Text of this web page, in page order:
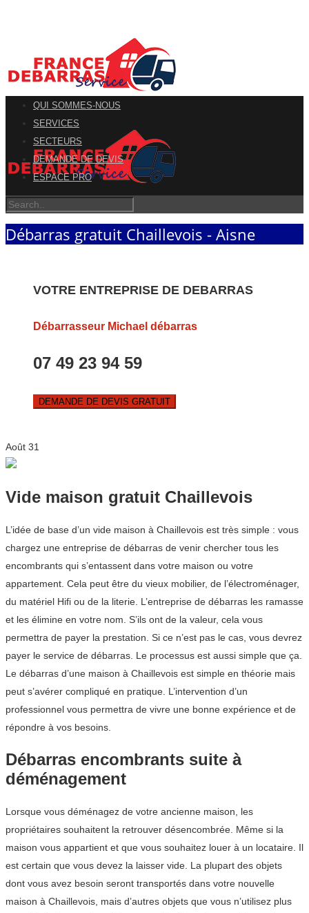
QUI SOMMES-NOUS
SERVICES
SECTEURS
DEMANDE DE DEVIS
ESPACE PRO
Débarras gratuit Chaillevois - Aisne
VOTRE ENTREPRISE DE DEBARRAS
Débarrasseur Michael débarras
07 49 23 94 59
DEMANDE DE DEVIS GRATUIT
Août 31
Vide maison gratuit Chaillevois
L’idée de base d’un vide maison à Chaillevois est très simple : vous
chargez une entreprise de débarras de venir chercher tous les
encombrants qui s’entassent dans votre maison ou votre
appartement. Cela peut être du vieux mobilier, de l’électroménager,
du matériel Hifi ou de la literie. L’entreprise de débarras les ramasse
et les élimine en votre nom. S’ils ont de la valeur, cela vous
permettra de payer la prestation. Si ce n’est pas le cas, vous devrez
payer le service de débarras. Le processus est aussi simple que ça.
Le débarras d’une maison à Chaillevois est simple en théorie mais
peut s’avérer compliqué en pratique. L’intervention d’un
professionnel vous permettra de vivre une bonne expérience et de
répondre à vos besoins.
Débarras encombrants suite à
déménagement
Lorsque vous déménagez de votre ancienne maison, les
propriétaires souhaitent la retrouver désencombrée. Même si la
maison vous appartient et que vous souhaitez louer à un locataire. Il
est certain que vous devez la laisser vide. La plupart des objets
dont vous avez besoin seront transportés dans votre nouvelle
maison à Chaillevois, mais d’autres objets que vous n’utilisez plus